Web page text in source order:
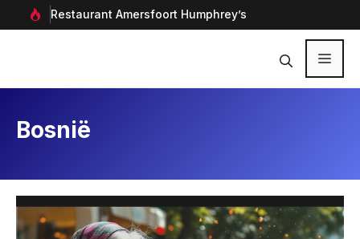
naar
Restaurant Amersfoort Humphrey’s
Bosnië